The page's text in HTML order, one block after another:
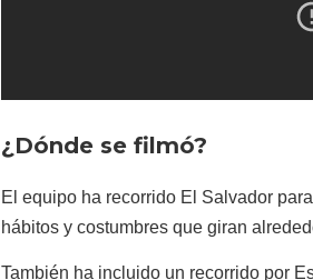
¿Dónde se filmó?
El equipo ha recorrido El Salvador
hábitos y costumbres que giran
También ha incluido un recorrido por